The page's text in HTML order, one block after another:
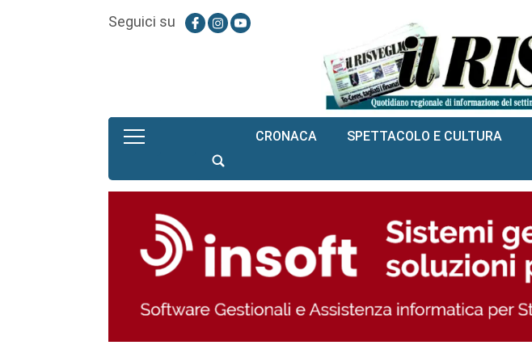
Seguici su
CRONACA SPETTACOLO E CULTURA